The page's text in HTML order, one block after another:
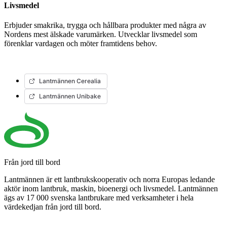
Livsmedel
Erbjuder smakrika, trygga och hållbara produkter med några av
Nordens mest älskade varumärken. Utvecklar livsmedel som
förenklar vardagen och möter framtidens behov.
Lantmännen Cerealia
Lantmännen Unibake
Från jord till bord
Lantmännen är ett lantbrukskooperativ och norra Europas ledande
aktör inom lantbruk, maskin, bioenergi och livsmedel. Lantmännen
ägs av 17 000 svenska lantbrukare med verksamheter i hela
värdekedjan från jord till bord.